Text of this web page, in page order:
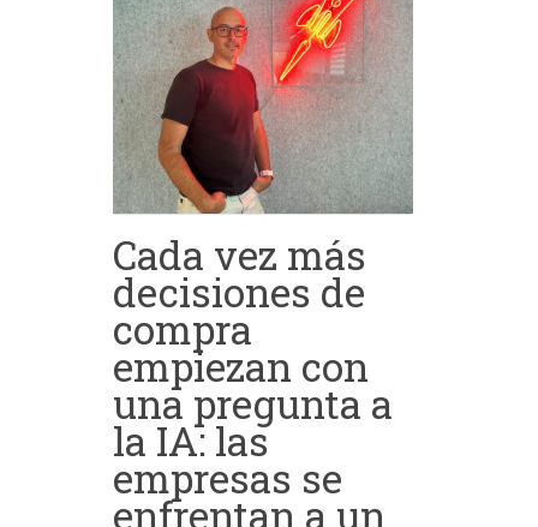
Cada vez más
decisiones de
compra
empiezan con
una pregunta a
la IA: las
empresas se
enfrentan a un